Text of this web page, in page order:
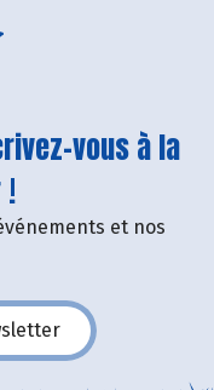
vous à la
!
et nos